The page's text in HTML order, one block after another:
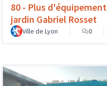
80 - Plus
jardin Gabriel Rosset
Ville de Lyon 0